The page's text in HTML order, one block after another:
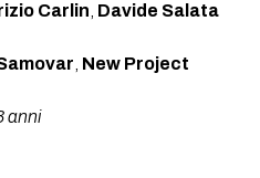
Carlin Davide Salata
New Project
anni